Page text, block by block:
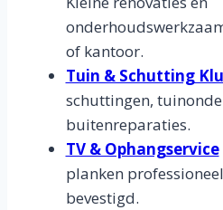
of kantoor.
Tuin & Schutting
schuttingen,
buitenreparaties.
TV & Ophangservice
planken
bevestigd.